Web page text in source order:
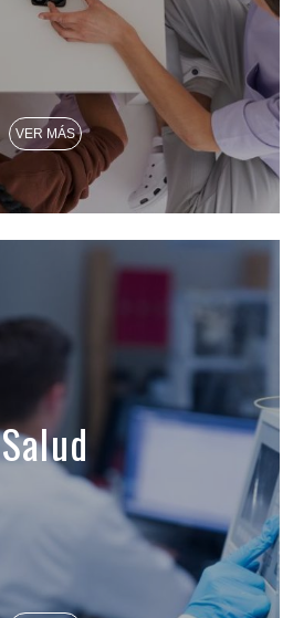
VER MÁS
Salud